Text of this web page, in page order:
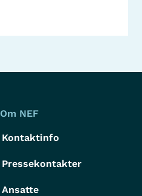
Om NEF
Kontaktinfo
Pressekontakter
Ansatte